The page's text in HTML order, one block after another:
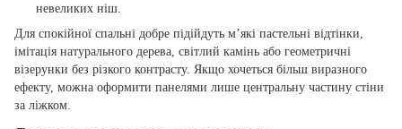
невеликих ніш.
Для спокійної спальні добре підійдуть м’які пастельні відтінки,
імітація натурального дерева, світлий камінь або геометричні
візерунки без різкого контрасту. Якщо хочеться більш виразного
ефекту, можна оформити панелями лише центральну частину стіни
за ліжком.